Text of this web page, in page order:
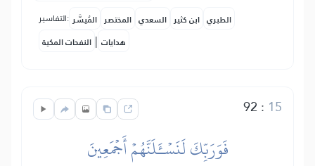
التفاسير: المُيسَّر المختصر السعدي ابن كثير الطبري
النفحات المكية | هدايات
92 : 15
فَوَرَبِّكَ لَنَسۡـَٔلَنَّهُمۡ أَجۡمَعِينَ